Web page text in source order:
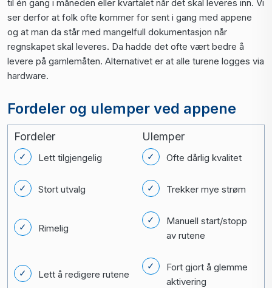
til én gang i måneden eller kvartalet når det skal leveres inn. Vi
ser derfor at folk ofte kommer for sent i gang med appene
og at man da står med mangelfull dokumentasjon når
regnskapet skal leveres. Da hadde det ofte vært bedre å
levere på gamlemåten. Alternativet er at alle turene logges via
hardware.
Fordeler og ulemper ved appene
Fordeler Ulemper
Lett tilgjengelig Ofte dårlig kvalitet
Stort utvalg Trekker mye strøm
Rimelig
Manuell start/stopp
av rutene
Lett å redigere rutene
Fort gjort å glemme
aktivering